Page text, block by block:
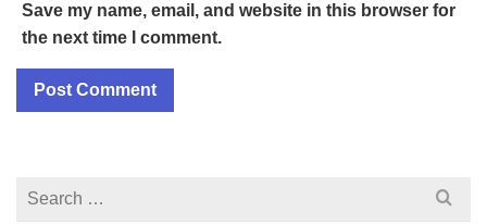
Save my name, email, and website in this browser for
the next time I comment.
Search